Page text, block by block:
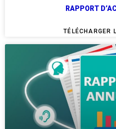
RAPPORT
TÉLÉCHARGER